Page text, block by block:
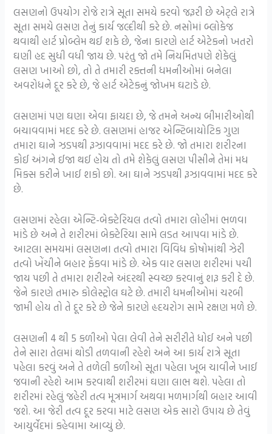
લસણનો ઉપયોગ રોજે રાત્રે સૂતા સમયે કરવો જરૂરી છે એટ્લે રાત્રે
સૂતા સમયે લસણ તેનું કાર્ય જલ્દીથી કરે છે. નસોમાં બ્લોકેજ
થવાથી હાર્ટ પ્રોબ્લેમ થઈ શકે છે, જેના કારણે હાર્ટ એટેકનો ખતરો
ઘણી હદ સુધી વધી જાય છે. પરંતુ જો તમે નિયમિતપણે શેકેલું
લસણ ખાઓ છો, તો તે તમારી રક્તની ધમનીઓમાં બનેલા
અવરોધને દૂર કરે છે, જે હાર્ટ એટેકનું જોખમ ઘટાડે છે.
લસણમાં પણ ઘણા એવા ફાયદા છે, જે તમને અન્ય બીમારીઓથી
બચાવવામાં મદદ કરે છે. લસણમાં હાજર એન્ટિબાયોટિક ગુણ
તમારા ઘાને ઝડપથી રૂઝાવવામાં મદદ કરે છે. જો તમારા શરીરના
કોઈ અંગને ઈજા થઈ હોય તો તમે શેકેલું લસણ પીસીને તેમાં મધ
મિક્સ કરીને ખાઈ શકો છો. આ ઘાને ઝડપથી રૂઝાવવામાં મદદ કરે
છે.
લસણમાં રહેલા એન્ટિ-બેક્ટેરિયલ તત્વો તમારા લોહીમાં ભળવા
માંડે છે અને તે શરીરમાં બેક્ટેરિયા સામે લડત આપવા માંડે છે.
આટલા સમયમાં લસણના તત્વો તમારા વિવિધ કોષોમાંથી ઝેરી
તત્વો ખેંચીને બહાર ફેંકવા માંડે છે. એક વાર લસણ શરીરમાં પચી
જાય પછી તે તમારા શરીરને અંદરથી સ્વચ્છ કરવાનું શરૂ કરી દે છે.
જેને કારણે તમારુ કોલેસ્ટ્રોલ ઘટે છે. તમારી ધમનીઓમાં ચરબી
જામી હોય તો તે દૂર કરે છે જેને કારણે હૃદયરોગ સામે રક્ષણ મળે છે.
લસણની 4 થી 5 કળીઓ પેલા લેવી તેને સરીરીતે ધોઈ અને પછી
તેને સારા તેલમાં થોડી તળવાની રહેશે અને આ કાર્ય રાત્રે સૂતા
પહેલા કરવું અને તે તળેલી કળીઓ સૂતા પહેલા ખૂબ ચાવીને ખાઈ
જવાની રહેશે આમ કરવાથી શરીરમાં ઘણા લાભ થશે. પહેલા તો
શરીરમાં રહેલું જહેરી તત્વ મૂત્રમાર્ગ અથવા મળમાર્ગથી બહાર આવી
જશે. આ જેરી તત્વ દૂર કરવા માટે લસણ એક સારો ઉપાય છે તેવું
આયુર્વેદમાં કહેવામા આવ્યું છે.